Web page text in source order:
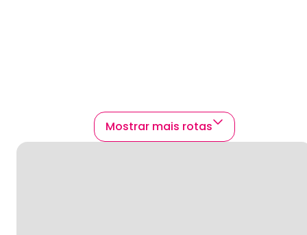
Mostrar mais rotas